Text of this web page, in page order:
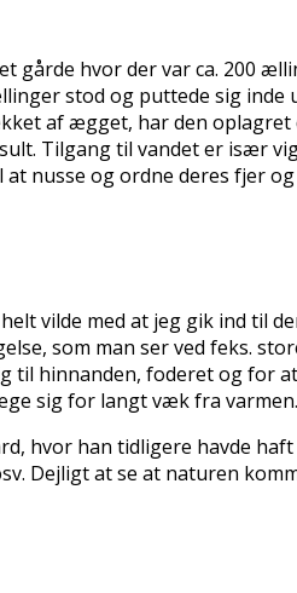
gårde hvor der var ca. 200
stod og puttede sig inde
af ægget, har den oplagret
Tilgang til vandet er især
nusse og ordne deres fjer og
vilde med at jeg gik ind til
som man ser ved feks.
til hinnanden, foderet og for
sig for langt væk fra varmen.
hvor han tidligere havde
Dejligt at se at naturen